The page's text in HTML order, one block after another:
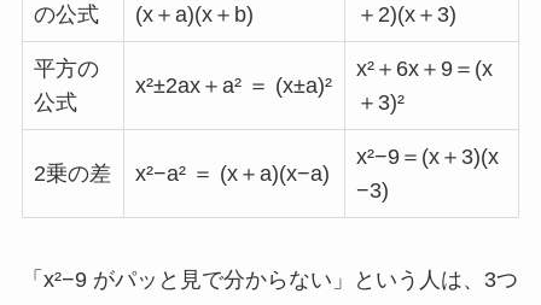
の公式
(x＋a)(x＋b)
＋2)(x＋3)
平方の
公式
x²±2ax＋a² ＝ (x±a)²
x²＋6x＋9＝(x
＋3)²
2乗の差 x²−a² ＝ (x＋a)(x−a)
x²−9＝(x＋3)(x
−3)
「x²−9 がパッと見で分からない」という人は、3つ